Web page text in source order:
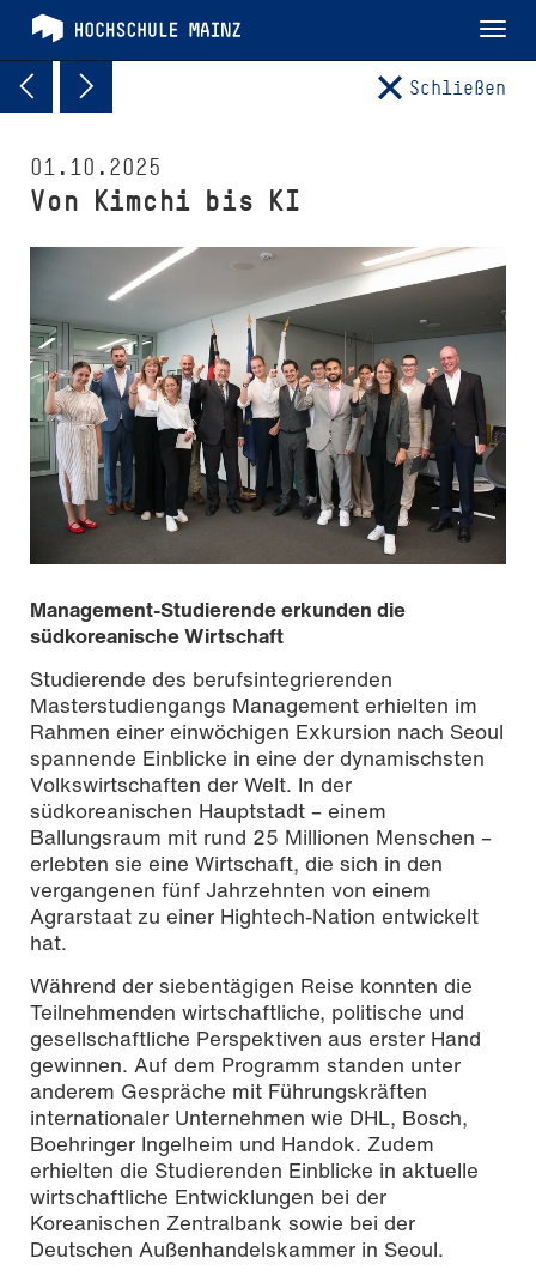
Schließen
01.10.2025
Von Kimchi bis KI
Management-Studierende erkunden die
südkoreanische Wirtschaft
Studierende des berufsintegrierenden
Masterstudiengangs Management erhielten im
Rahmen einer einwöchigen Exkursion nach Seoul
spannende Einblicke in eine der dynamischsten
Volkswirtschaften der Welt. In der
südkoreanischen Hauptstadt – einem
Ballungsraum mit rund 25 Millionen Menschen –
erlebten sie eine Wirtschaft, die sich in den
vergangenen fünf Jahrzehnten von einem
Agrarstaat zu einer Hightech-Nation entwickelt
hat.
Während der siebentägigen Reise konnten die
Teilnehmenden wirtschaftliche, politische und
gesellschaftliche Perspektiven aus erster Hand
gewinnen. Auf dem Programm standen unter
anderem Gespräche mit Führungskräften
internationaler Unternehmen wie DHL, Bosch,
Boehringer Ingelheim und Handok. Zudem
erhielten die Studierenden Einblicke in aktuelle
wirtschaftliche Entwicklungen bei der
Koreanischen Zentralbank sowie bei der
Deutschen Außenhandelskammer in Seoul.